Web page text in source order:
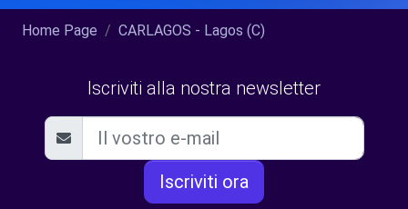
Home Page CARLAGOS - Lagos (C)
Iscriviti alla nostra newsletter
Iscriviti ora